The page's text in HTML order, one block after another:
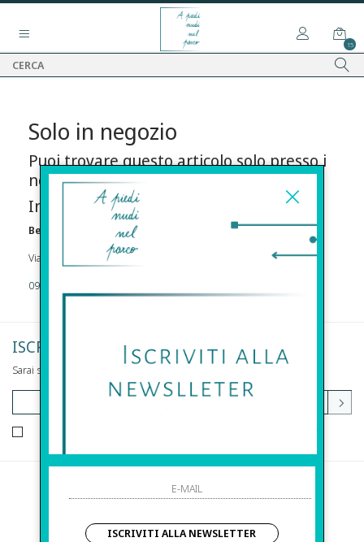
15
Solo in negozio
Puoi trovare questo articolo solo presso i
nostri punti vendita:
Info contatti
Before s.r.l.s.
Via Della Maestranza , 23 96100 Siracusa
09311962373
ISCRIVITI ALLA NEWSLETTER
Sarai sempre aggiornato su offerte e promozioni.
Before S.r.l.s.
Via Della Maestranza , 23
96100 Siracusa - Italia
ISCRIVITI ALLA NEWSLETTER